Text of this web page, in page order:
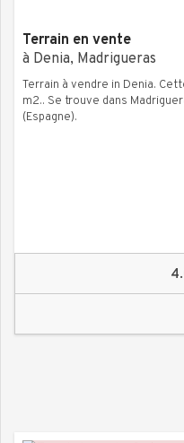
Terrain en vente
à Denia, Madrigueras
Terrain à vendre in Denia.
m2.. Se trouve dans
(Espagne).